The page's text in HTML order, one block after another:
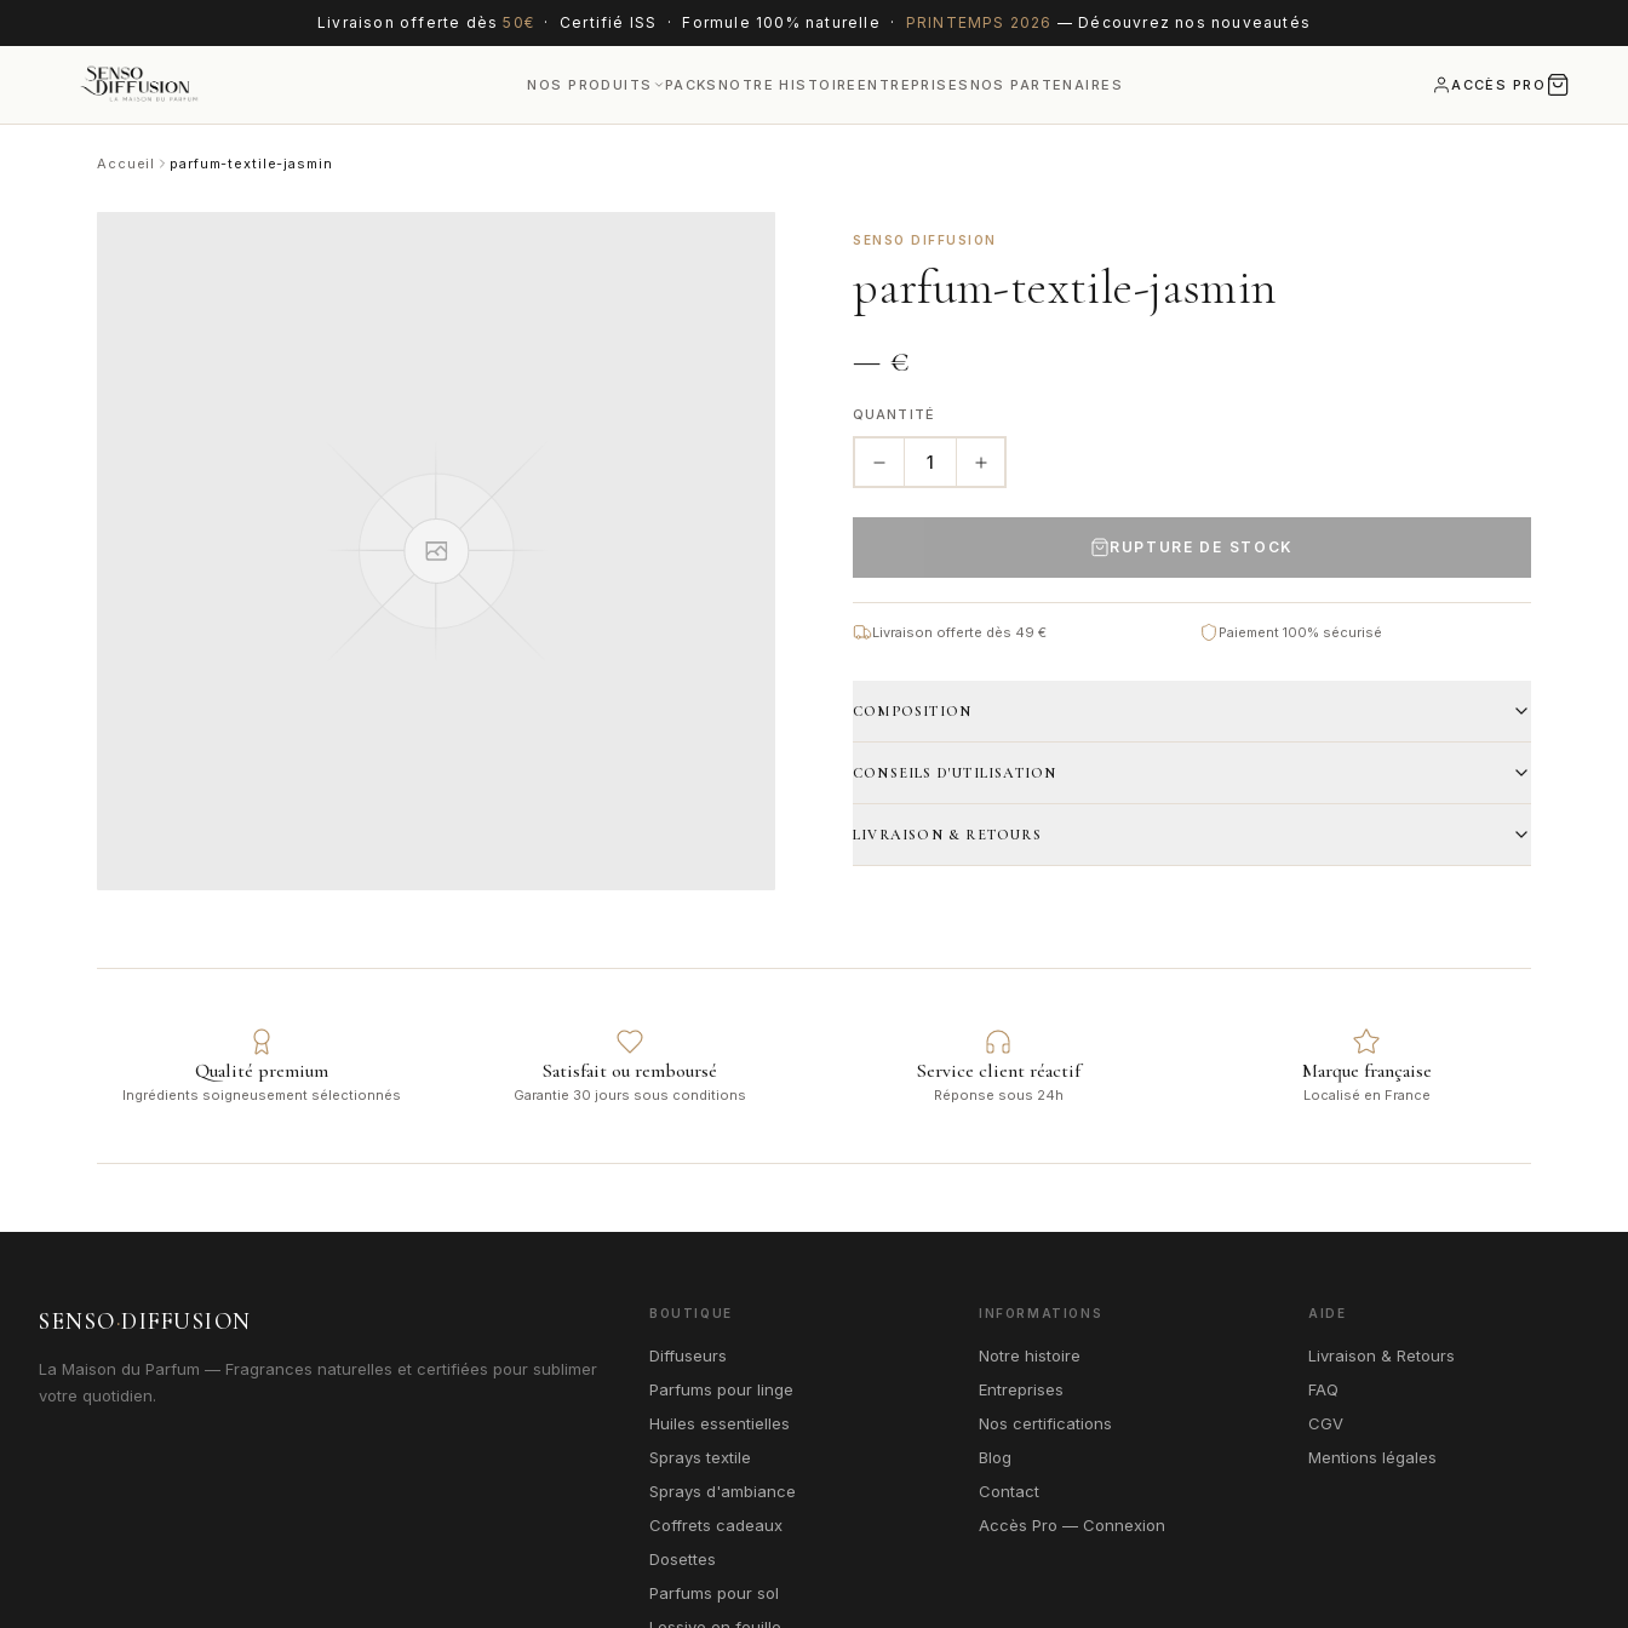
Livraison offerte dès50€ · Certifié ISS · Formule 100% naturelle · PRINTEMPS 2026 — Découvrez nos nouveautés
NOS PRODUITS PACKS NOTRE HISTOIRE ENTREPRISES NOS PARTENAIRES ACCÈS PRO
Accueil parfum-textile-jasmin
SENSO DIFFUSION
parfum-textile-jasmin
— €
QUANTITÉ
1
RUPTURE DE STOCK
Livraison offerte dès 49 € Paiement 100% sécurisé
COMPOSITION
CONSEILS D'UTILISATION
LIVRAISON & RETOURS
Qualité premium
Ingrédients soigneusement sélectionnés
Satisfait ou remboursé
Garantie 30 jours sous conditions
Service client réactif
Réponse sous 24h
Marque française
Localisé en France
SENSO·DIFFUSION
La Maison du Parfum — Fragrances naturelles et certifiées pour sublimer
votre quotidien.
BOUTIQUE
Diffuseurs
Parfums pour linge
Huiles essentielles
Sprays textile
Sprays d'ambiance
Coffrets cadeaux
Dosettes
Parfums pour sol
INFORMATIONS
Notre histoire
Entreprises
Nos certifications
Blog
Contact
Accès Pro — Connexion
AIDE
Livraison & Retours
FAQ
CGV
Mentions légales